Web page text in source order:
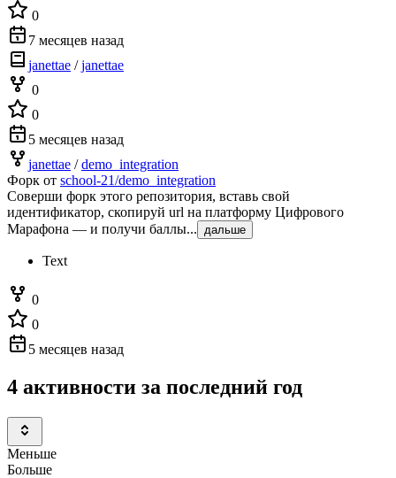
0
7 месяцев назад
janettae /janettae
0
0
5 месяцев назад
janettae /demo_integration
Форк от school-21/demo_integration
Соверши форк этого репозитория, вставь свой
идентификатор, скопируй url на платформу Цифрового
Марафона — и получи баллы... дальше
Text
0
0
5 месяцев назад
4 активности за последний год
Меньше
Больше